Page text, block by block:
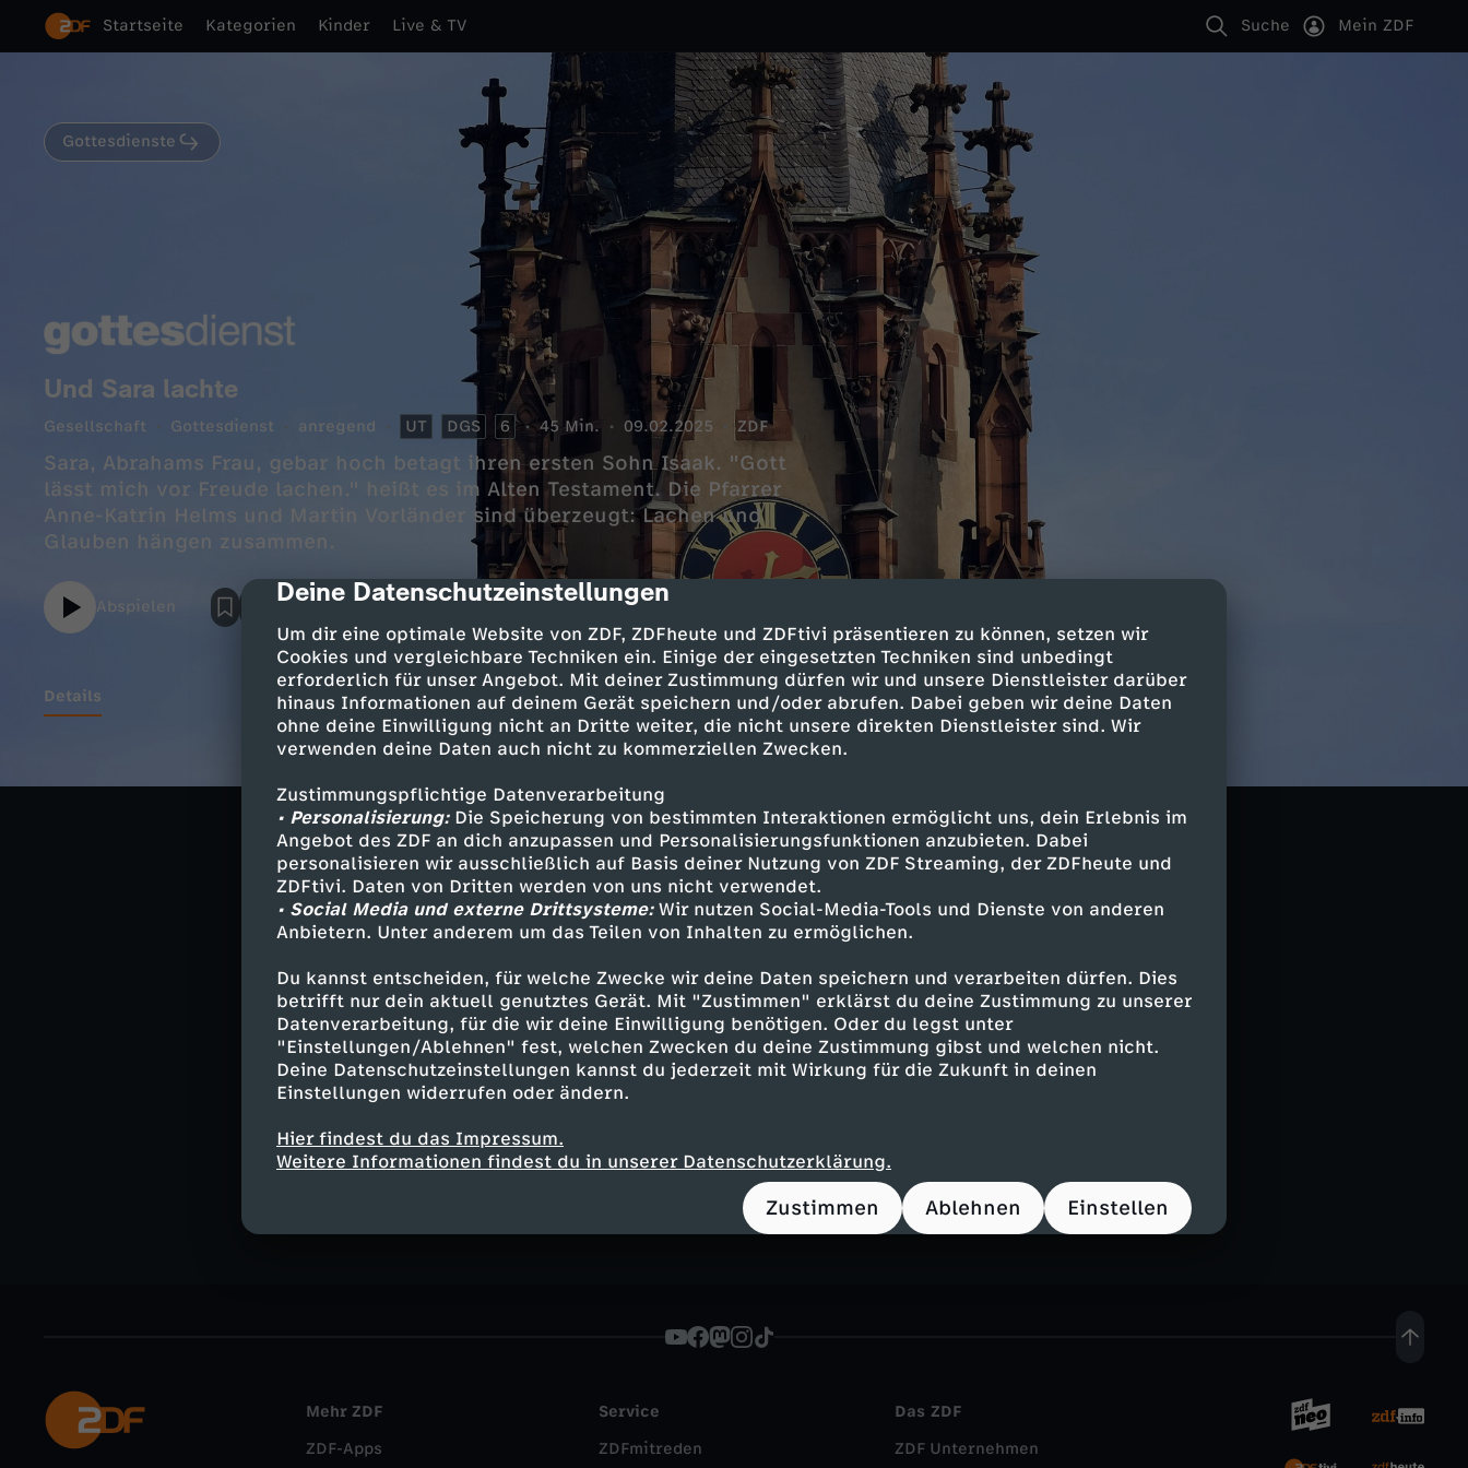
cmp-dialog-description
Deine Datenschutzeinstellungen
Um dir eine optimale Website von ZDF, ZDFheute und ZDFtivi präsentieren zu können, setzen wir
Cookies und vergleichbare Techniken ein. Einige der eingesetzten Techniken sind unbedingt
erforderlich für unser Angebot. Mit deiner Zustimmung dürfen wir und unsere Dienstleister darüber
hinaus Informationen auf deinem Gerät speichern und/oder abrufen. Dabei geben wir deine Daten
ohne deine Einwilligung nicht an Dritte weiter, die nicht unsere direkten Dienstleister sind. Wir
verwenden deine Daten auch nicht zu kommerziellen Zwecken.
Zustimmungspflichtige Datenverarbeitung
• Personalisierung:Die Speicherung von bestimmten Interaktionen ermöglicht uns, dein Erlebnis im
Angebot des ZDF an dich anzupassen und Personalisierungsfunktionen anzubieten. Dabei
personalisieren wir ausschließlich auf Basis deiner Nutzung von ZDF Streaming, der ZDFheute und
ZDFtivi. Daten von Dritten werden von uns nicht verwendet.
• Social Media und externe Drittsysteme:Wir nutzen Social-Media-Tools und Dienste von anderen
Anbietern. Unter anderem um das Teilen von Inhalten zu ermöglichen.
Du kannst entscheiden, für welche Zwecke wir deine Daten speichern und verarbeiten dürfen. Dies
betrifft nur dein aktuell genutztes Gerät. Mit "Zustimmen" erklärst du deine Zustimmung zu unserer
Datenverarbeitung, für die wir deine Einwilligung benötigen. Oder du legst unter
"Einstellungen/Ablehnen" fest, welchen Zwecken du deine Zustimmung gibst und welchen nicht.
Deine Datenschutzeinstellungen kannst du jederzeit mit Wirkung für die Zukunft in deinen
Einstellungen widerrufen oder ändern.
Hier findest du das Impressum.
Weitere Informationen findest du in unserer Datenschutzerklärung.
Zustimmen Ablehnen Einstellen
Startseite Kategorien Kinder Live & TV Suche Mein ZDF
Gottesdienste
Und Sara lachte
Gesellschaft Gottesdienst anregend UT DGS 6 45 Min. 09.02.2025 ZDF
Sara, Abrahams Frau, gebar hoch betagt ihren ersten Sohn Isaak. "Gott
lässt mich vor Freude lachen." heißt es im Alten Testament. Die Pfarrer
Anne-Katrin Helms und Martin Vorländer sind überzeugt: Lachen und
Glauben hängen zusammen.
Abspielen
Details
bestätigt: Lachen erleichtert das Leben. Darüber reden Johanna Bergner und
Martin Vorländer mit der Sprecherin, Stimm-Coachin und Schauspielerin Tinka
Kleffner.
Der Kinderchor der Erlösergemeinde Oberrad unter Leitung von Matthias
Helms und Kantor Andreas Köhs verantworten den Gottesdienst musikalisch.
Ähnliche Inhalte entdecken
Deutsche Gebärdensprache
FSK 6 Gottesdienste
Mehr ZDF
ZDF-Apps
Service
ZDFmitreden
Das ZDF
ZDF Unternehmen